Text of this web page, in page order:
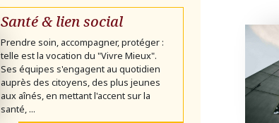
Santé & lien social
Prendre soin, accompagner, protéger :
telle est la vocation du "Vivre Mieux".
Ses équipes s'engagent au quotidien
auprès des citoyens, des plus jeunes
aux aînés, en mettant l'accent sur la
santé, ...